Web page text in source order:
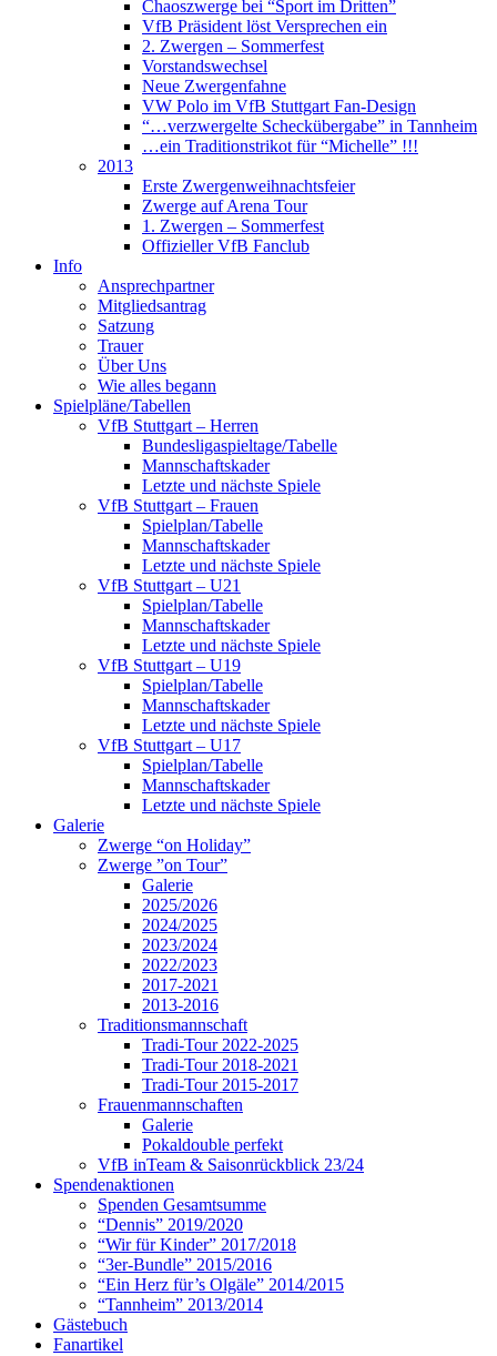
Chaoszwerge bei “Sport im Dritten”
VfB Präsident löst Versprechen ein
2. Zwergen – Sommerfest
Vorstandswechsel
Neue Zwergenfahne
VW Polo im VfB Stuttgart Fan-Design
“…verzwergelte Scheckübergabe” in Tannheim
…ein Traditionstrikot für “Michelle” !!!
2013
Erste Zwergenweihnachtsfeier
Zwerge auf Arena Tour
1. Zwergen – Sommerfest
Offizieller VfB Fanclub
Info
Ansprechpartner
Mitgliedsantrag
Satzung
Trauer
Über Uns
Wie alles begann
Spielpläne/Tabellen
VfB Stuttgart – Herren
Bundesligaspieltage/Tabelle
Mannschaftskader
Letzte und nächste Spiele
VfB Stuttgart – Frauen
Spielplan/Tabelle
Mannschaftskader
Letzte und nächste Spiele
VfB Stuttgart – U21
Spielplan/Tabelle
Mannschaftskader
Letzte und nächste Spiele
VfB Stuttgart – U19
Spielplan/Tabelle
Mannschaftskader
Letzte und nächste Spiele
VfB Stuttgart – U17
Spielplan/Tabelle
Mannschaftskader
Letzte und nächste Spiele
Galerie
Zwerge “on Holiday”
Zwerge ”on Tour”
Galerie
2025/2026
2024/2025
2023/2024
2022/2023
2017-2021
2013-2016
Traditionsmannschaft
Tradi-Tour 2022-2025
Tradi-Tour 2018-2021
Tradi-Tour 2015-2017
Frauenmannschaften
Galerie
Pokaldouble perfekt
VfB inTeam & Saisonrückblick 23/24
Spendenaktionen
Spenden Gesamtsumme
“Dennis” 2019/2020
“Wir für Kinder” 2017/2018
“3er-Bundle” 2015/2016
“Ein Herz für’s Olgäle” 2014/2015
“Tannheim” 2013/2014
Gästebuch
Fanartikel